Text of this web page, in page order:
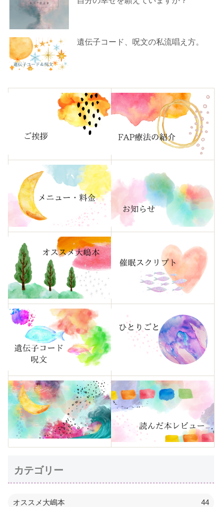
遺伝子コード、呪文の私流唱え方。
カテゴリー
オススメ大嶋本 44